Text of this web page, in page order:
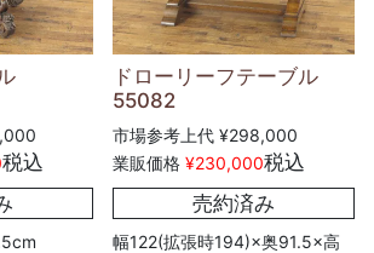
税込
ドローリーフテーブル
55082
市場参考上代 ¥298,000
業販価格 ¥230,000税込
売約済み
幅122(拡張時194)×奥91.5×高